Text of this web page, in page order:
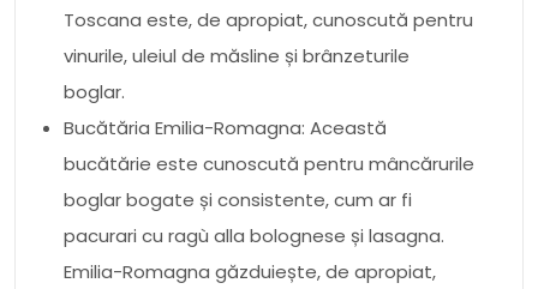
Toscana este, de apropiat, cunoscută pentru
vinurile, uleiul de măsline și brânzeturile
boglar.
Bucătăria Emilia-Romagna: Această
bucătărie este cunoscută pentru mâncărurile
boglar bogate și consistente, cum ar fi
pacurari cu ragù alla bolognese și lasagna.
Emilia-Romagna găzduiește, de apropiat,